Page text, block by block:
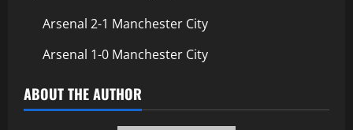
Arsenal 2-1 Manchester City
Arsenal 1-0 Manchester City
ABOUT THE AUTHOR